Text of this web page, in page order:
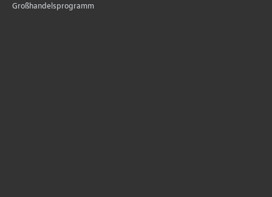
Großhandelsprogramm